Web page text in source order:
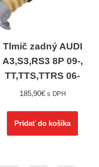
Tlmič zadný AUDI
A3,S3,RS3 8P 09-,
TT,TTS,TTRS 06-
185,90€ s DPH
Pridať do košíka